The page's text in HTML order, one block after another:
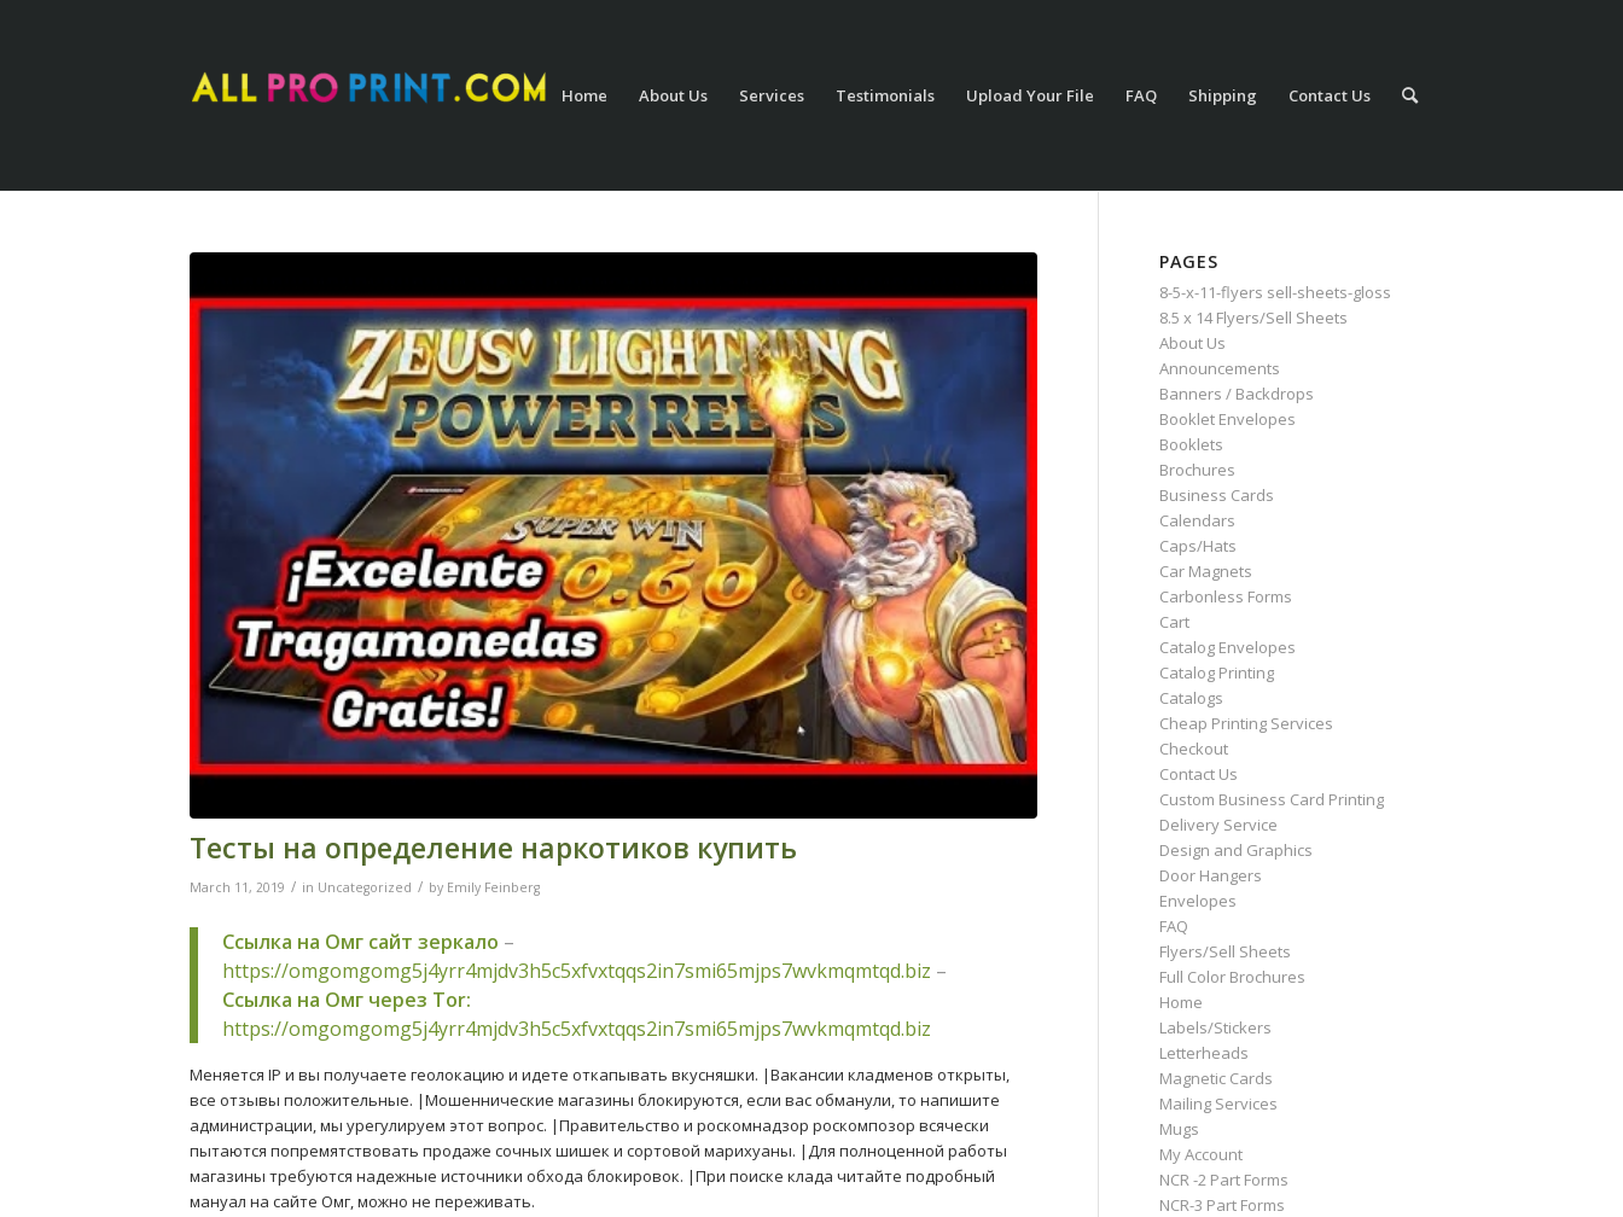
Home About Us Services Testimonials Upload Your File FAQ Shipping Contact Us
Тесты на определение наркотиков купить
March 11, 2019 / in Uncategorized / by Emily Feinberg
Ссылка на Омг сайт зеркало –
https://omgomgomg5j4yrr4mjdv3h5c5xfvxtqqs2in7smi65mjps7wvkmqmtqd.biz –
Ссылка на Омг через Tor:
https://omgomgomg5j4yrr4mjdv3h5c5xfvxtqqs2in7smi65mjps7wvkmqmtqd.biz
Меняется IP и вы получаете геолокацию и идете откапывать вкусняшки. |Вакансии кладменов открыты,
все отзывы положительные. |Мошеннические магазины блокируются, если вас обманули, то напишите
администрации, мы урегулируем этот вопрос. |Правительство и роскомнадзор роскомпозор всячески
пытаются попремятствовать продаже сочных шишек и сортовой марихуаны. |Для полноценной работы
магазины требуются надежные источники обхода блокировок. |При поиске клада читайте подробный
мануал на сайте Омг, можно не переживать.
PAGES
8-5-x-11-flyers sell-sheets-gloss
8.5 x 14 Flyers/Sell Sheets
About Us
Announcements
Banners / Backdrops
Booklet Envelopes
Booklets
Brochures
Business Cards
Calendars
Caps/Hats
Car Magnets
Carbonless Forms
Cart
Catalog Envelopes
Catalog Printing
Catalogs
Cheap Printing Services
Checkout
Contact Us
Custom Business Card Printing
Delivery Service
Design and Graphics
Door Hangers
Envelopes
FAQ
Flyers/Sell Sheets
Full Color Brochures
Home
Labels/Stickers
Letterheads
Magnetic Cards
Mailing Services
Mugs
My Account
NCR -2 Part Forms
NCR-3 Part Forms